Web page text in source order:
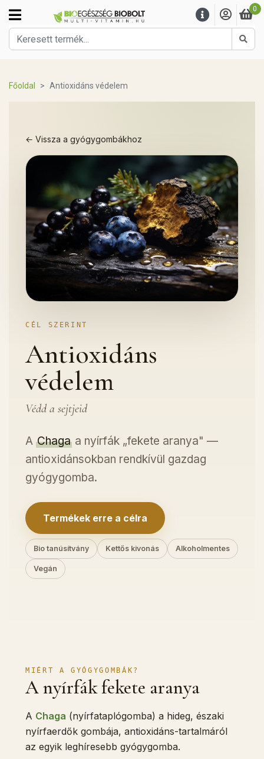
0
Főoldal Antioxidáns védelem
← Vissza a gyógygombákhoz
CÉL SZERINT
Antioxidáns
védelem
Védd a sejtjeid
A Chaga a nyírfák „fekete aranya" —
antioxidánsokban rendkívül gazdag
gyógygomba.
Termékek erre a célra
Bio tanúsítvány Kettős kivonás Alkoholmentes
Vegán
MIÉRT A GYÓGYGOMBÁK?
A nyírfák fekete aranya
A Chaga (nyírfataplógomba) a hideg, északi
nyírfaerdők gombája, antioxidáns-tartalmáról
az egyik leghíresebb gyógygomba.